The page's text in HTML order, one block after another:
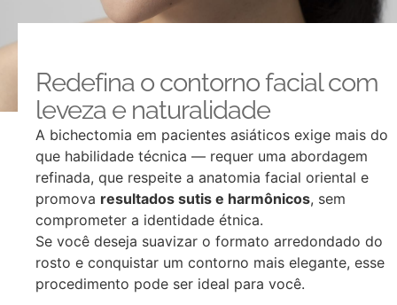
Redefina o contorno facial com
leveza e naturalidade
A bichectomia em pacientes asiáticos exige mais do
que habilidade técnica — requer uma abordagem
refinada, que respeite a anatomia facial oriental e
promova resultados sutis e harmônicos, sem
comprometer a identidade étnica.
Se você deseja suavizar o formato arredondado do
rosto e conquistar um contorno mais elegante, esse
procedimento pode ser ideal para você.